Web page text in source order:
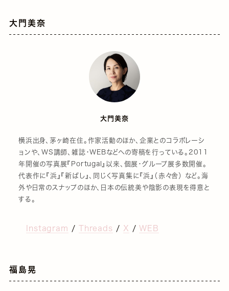
大門美奈
大門美奈
横浜出身、茅ヶ崎在住。作家活動のほか、企業とのコラボレーシ
ョンや、WS講師、雑誌・WEBなどへの寄稿を行っている。2011
年開催の写真展『Portugal』以来、個展・グループ展多数開催。
代表作に『浜』『新ばし』、同じく写真集に『浜』（赤々舎） など。海
外や日常のスナップのほか、日本の伝統美や陰影の表現を得意と
する。
Instagram / Threads / X / WEB
福島晃